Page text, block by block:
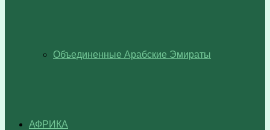
Объединенные Арабские Эмираты
АФРИКА